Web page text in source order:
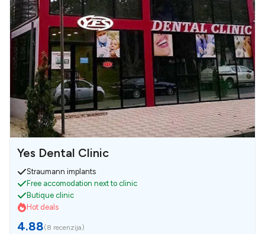
Yes Dental Clinic
Straumann implants
Free accomodation next to clinic
Butique clinic
Hot deals
4.88(8 recenzija)